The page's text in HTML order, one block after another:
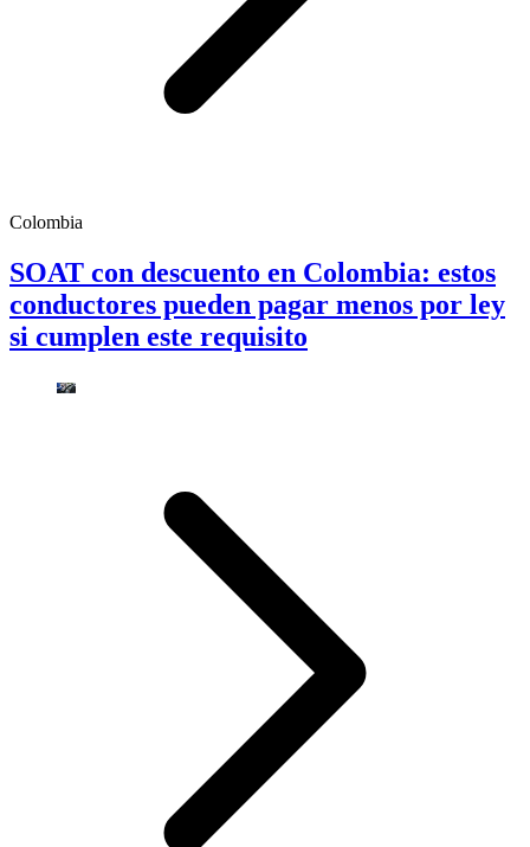
Colombia
SOAT con descuento en Colombia: estos
conductores pueden pagar menos por ley
si cumplen este requisito